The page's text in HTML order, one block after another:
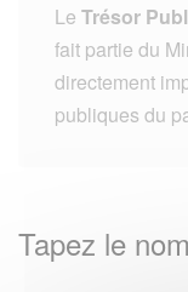
Le Trésor
fait partie du
directement
publiques du
Tapez le